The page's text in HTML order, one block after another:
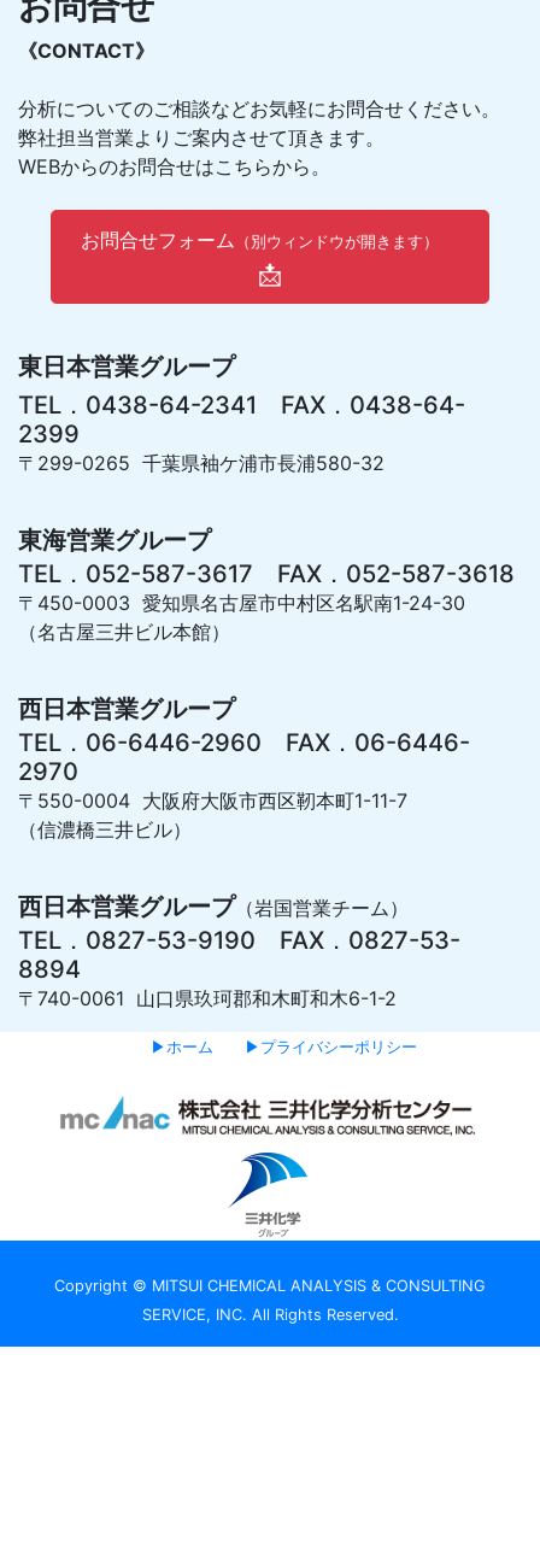
《CONTACT》
分析についてのご相談などお気軽にお問合せください。
弊社担当営業よりご案内させて頂きます。
WEBからのお問合せはこちらから。
お問合せフォーム （別ウィンドウが開きます）
📩
東日本営業グループ
TEL．0438-64-2341 FAX．0438-64-
2399
〒299-0265 千葉県袖ケ浦市長浦580-32
東海営業グループ
TEL．052-587-3617 FAX．052-587-3618
〒450-0003 愛知県名古屋市中村区名駅南1-24-30
（名古屋三井ビル本館）
西日本営業グループ
TEL．06-6446-2960 FAX．06-6446-
2970
〒550-0004 大阪府大阪市西区靭本町1-11-7
（信濃橋三井ビル）
西日本営業グループ（岩国営業チーム）
TEL．0827-53-9190 FAX．0827-53-
8894
〒740-0061 山口県玖珂郡和木町和木6-1-2
▶ホーム ▶プライバシーポリシー
Copyright © MITSUI CHEMICAL ANALYSIS & CONSULTING
SERVICE, INC. All Rights Reserved.